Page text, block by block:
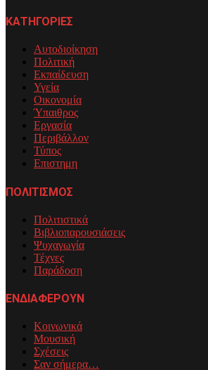
ΚΑΤΗΓΟΡΙΕΣ
Αυτοδιοίκηση
Πολιτική
Εκπαίδευση
Υγεία
Οικονομία
Ύπαιθρος
Εργασία
Περιβάλλον
Τύπος
Επιστημη
ΠΟΛΙΤΙΣΜΟΣ
Πολιτιστικά
Βιβλιοπαρουσιάσεις
Ψυχαγωγία
Τέχνες
Παράδοση
ΕΝΔΙΑΦΕΡΟΥΝ
Κοινωνικά
Μουσική
Σχέσεις
Σαν σήμερα…